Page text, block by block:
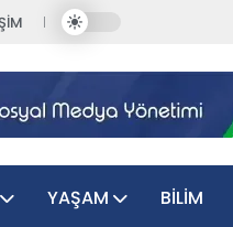
YAŞAM BILIM